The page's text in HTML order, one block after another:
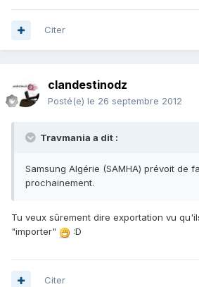
Citer
clandestinodz
Posté(e) le 26 septembre 2012
Travmania a dit :
Samsung Algérie (SAMHA) prévoit de
prochainement.
Tu veux sûrement dire exportation vu
"importer"
:D
Citer